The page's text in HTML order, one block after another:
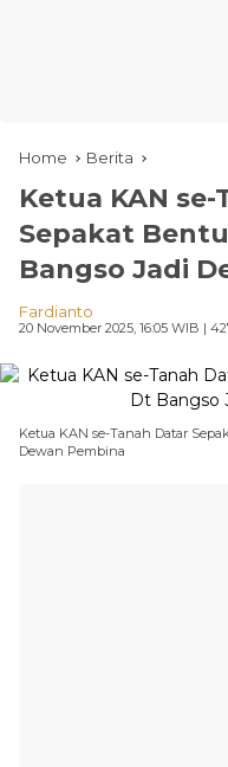
Home Berita
Ketua KAN
Sepakat
Bangso Jadi
Fardianto
20 November 2025, 16:05 WIB |
Ketua KAN se-Tanah Datar
Dewan Pembina